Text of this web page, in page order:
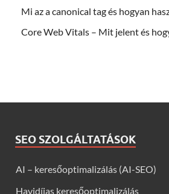
Mi az a canonical tag és hogyan
Core Web Vitals – Mit jelent és
SEO SZOLGÁLTATÁSOK
AI – keresőoptimalizálás (AI-SEO)
Havidíjas keresőoptimalizálás